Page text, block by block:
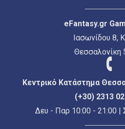
eFantasy.gr
Ιασωνίδου 8,
Θεσσαλονίκη
Κεντρικό Κατάστημα
(+30) 2313
Δευ - Παρ 10:00 - 21:00 |